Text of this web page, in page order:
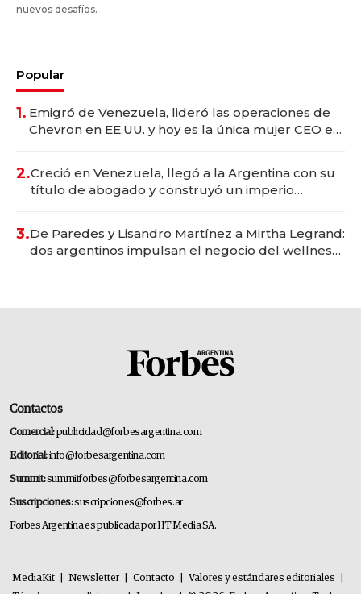
nuevos desafíos.
Popular
1. Emigró de Venezuela, lideró las operaciones de
Chevron en EE.UU. y hoy es la única mujer CEO en
2.Creció en Venezuela, llegó a la Argentina con su
título de abogado y construyó un imperio
3.De Paredes y Lisandro Martínez a Mirtha Legrand:
dos argentinos impulsan el negocio del wellness
Contactos
Comercial:publicidad@forbesargentina.com
Editorial:info@forbesargentina.com
Summit:summitforbes@forbesargentina.com
Suscripciones:suscripciones@forbes.ar
Forbes Argentina es publicada por HT Media SA.
MediaKit Newsletter Contacto Valores y estándares editoriales